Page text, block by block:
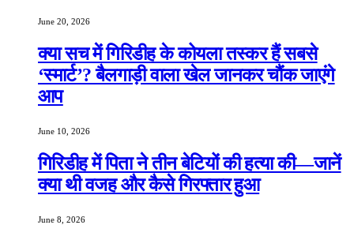
June 20, 2026
क्या सच में गिरिडीह के कोयला तस्कर हैं सबसे
‘स्मार्ट’? बैलगाड़ी वाला खेल जानकर चौंक जाएंगे
आप
June 10, 2026
गिरिडीह में पिता ने तीन बेटियों की हत्या की—जानें
क्या थी वजह और कैसे गिरफ्तार हुआ
June 8, 2026